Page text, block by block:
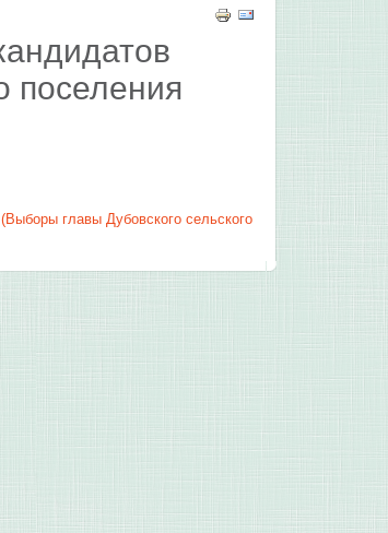
поселения
главы Дубовского сельского